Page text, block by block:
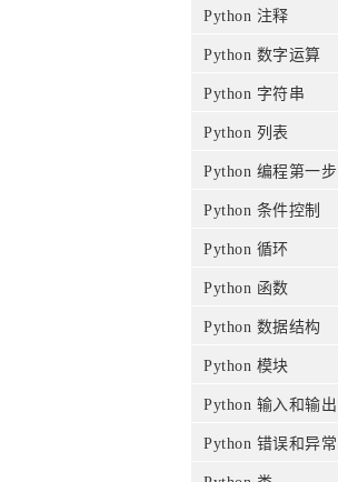
Python 注释
Python 数字运算
Python 字符串
Python 列表
Python 编程第一步
Python 条件控制
Python 循环
Python 函数
Python 数据结构
Python 模块
Python 输入和输出
Python 错误和异常